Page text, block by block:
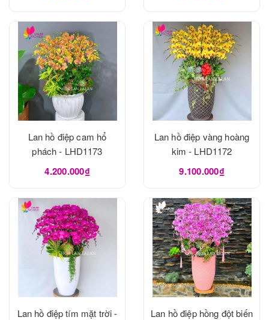
Lan hồ điệp cam hổ
phách - LHD1173
4.200.000₫
Lan hồ điệp vàng hoàng
kim - LHD1172
9.100.000₫
Lan hồ điệp tím mặt trời -
Lan hồ điệp hồng đột biến